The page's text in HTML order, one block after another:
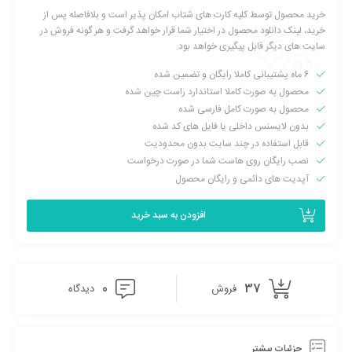
خرید محصول توسط کلیه کارت های شتاب امکان پذیر است و بلافاصله پس از
خرید، لینک دانلود محصول در اختیار شما قرار خواهد گرفت و هر گونه فروش در
سایت های دیگر قابل پیگیری خواهد بود.
۶ ماه پشتیبانی کاملا رایگان و تضمین شده
محصول به صورت کاملا استاندارد راست چین شده
محصول به صورت کامل فارسی شده
بدون لایسنس داخلی یا فایل های کد شده
قابل استفاده در چند سایت بدون محدودیت
نصب رایگان روی هاست شما در صورت درخواست
آپدیت های دائمی و رایگان محصول
افزودن به سبد خرید
37 فروش 0 دیدگاه
جزئیات بیشتر